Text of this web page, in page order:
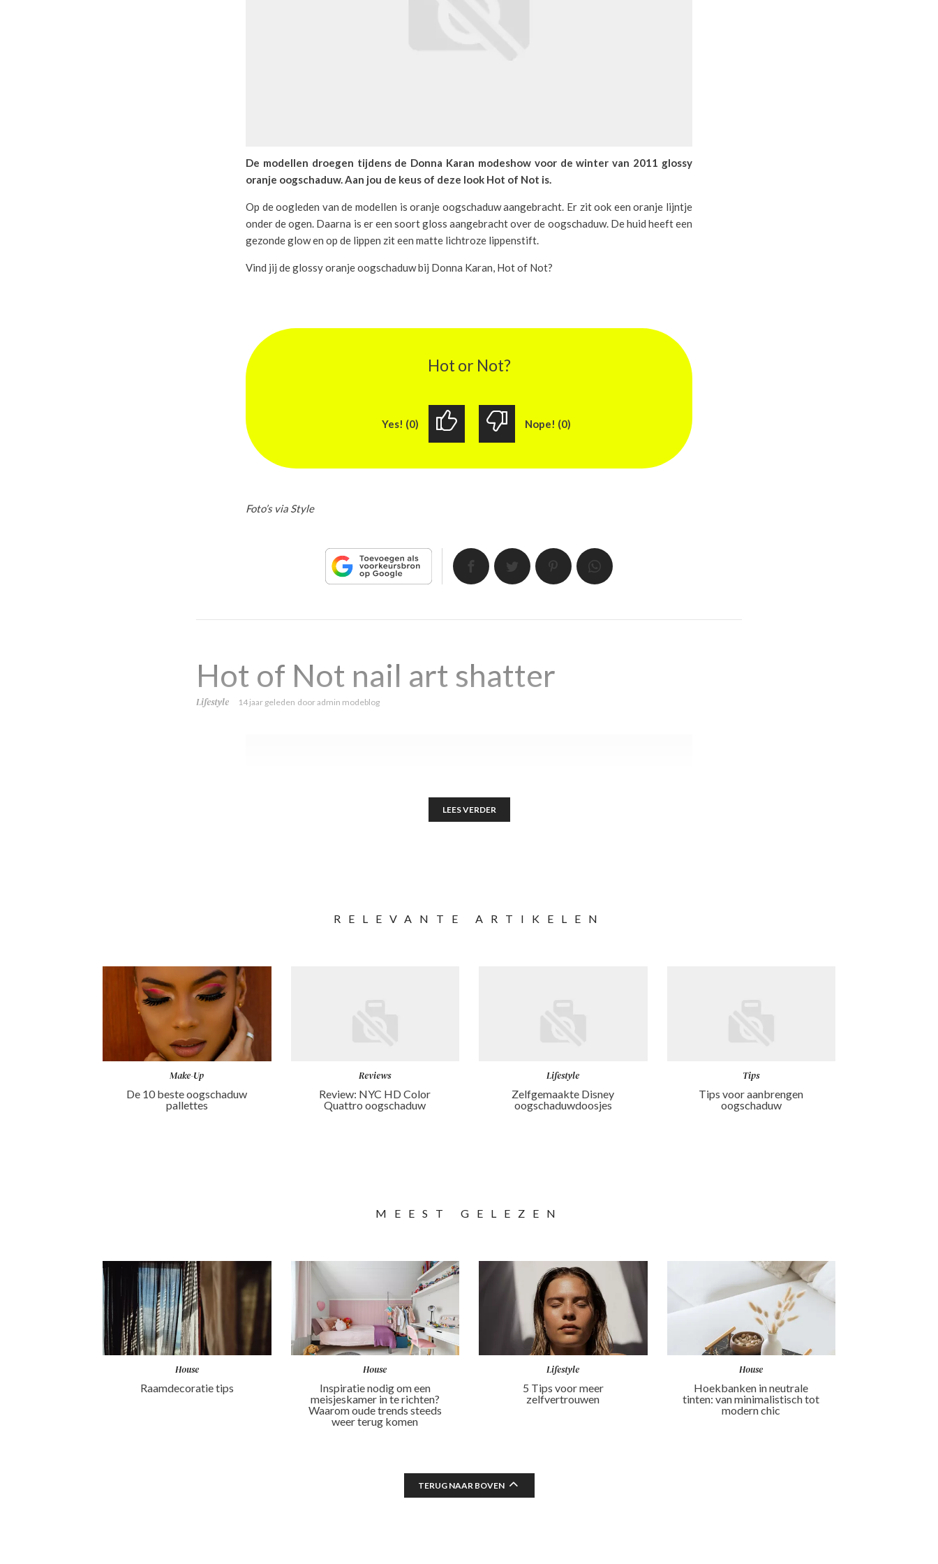
De modellen droegen tijdens de Donna Karan modeshow voor de winter van 2011 glossy
oranje oogschaduw. Aan jou de keus of deze look Hot of Not is.
Op de oogleden van de modellen is oranje oogschaduw aangebracht. Er zit ook een oranje lijntje
onder de ogen. Daarna is er een soort gloss aangebracht over de oogschaduw. De huid heeft een
gezonde glow en op de lippen zit een matte lichtroze lippenstift.
Vind jij de glossy oranje oogschaduw bij Donna Karan, Hot of Not?
Hot or Not?
Yes! (0) Nope! (0)
Foto’s via Style
Hot of Not nail art shatter
Lifestyle 14 jaar geleden dooradmin modeblog
LEES VERDER
RELEVANTE ARTIKELEN
Make-Up
De 10 beste oogschaduw
pallettes
Reviews
Review: NYC HD Color
Quattro oogschaduw
Lifestyle
Zelfgemaakte Disney
oogschaduwdoosjes
Tips
Tips voor aanbrengen
oogschaduw
MEEST GELEZEN
House
Raamdecoratie tips
House
Inspiratie nodig om een
meisjeskamer in te richten?
Waarom oude trends steeds
weer terug komen
Lifestyle
5 Tips voor meer
zelfvertrouwen
House
Hoekbanken in neutrale
tinten: van minimalistisch tot
modern chic
TERUG NAAR BOVEN